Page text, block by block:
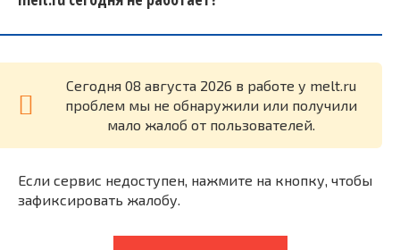
Cегодня 08 августа 2026 в работе у melt.ru
проблем мы не обнаружили или получили
мало жалоб от пользователей.
Если сервис недоступен, нажмите на кнопку, чтобы
зафиксировать жалобу.